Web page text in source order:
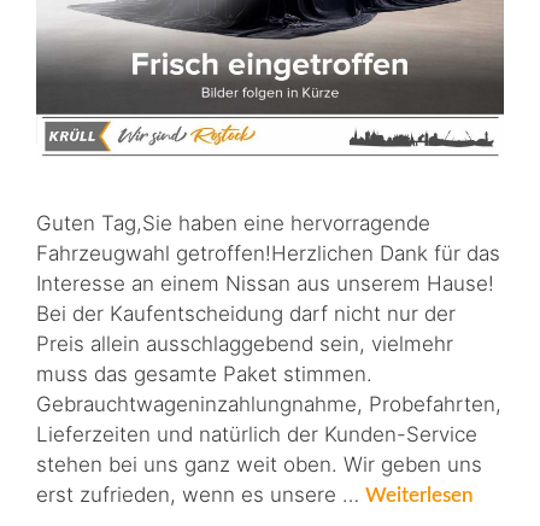
Guten Tag,Sie haben eine hervorragende
Fahrzeugwahl getroffen!Herzlichen Dank für das
Interesse an einem Nissan aus unserem Hause!
Bei der Kaufentscheidung darf nicht nur der
Preis allein ausschlaggebend sein, vielmehr
muss das gesamte Paket stimmen.
Gebrauchtwageninzahlungnahme, Probefahrten,
Lieferzeiten und natürlich der Kunden-Service
stehen bei uns ganz weit oben. Wir geben uns
erst zufrieden, wenn es unsere … Weiterlesen